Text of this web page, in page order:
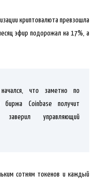
криптовалюта превзошла
эфир подорожал на 17%, а
что заметно по
Coinbase получит
управляющий
сотням токенов и каждый